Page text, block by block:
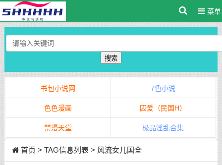
菜单
搜索
书包小说网 7色小说
色色漫画 囚爱（民国H）
禁漫天堂 极品淫乱合集
首页 > TAG信息列表 > 风流女儿国全